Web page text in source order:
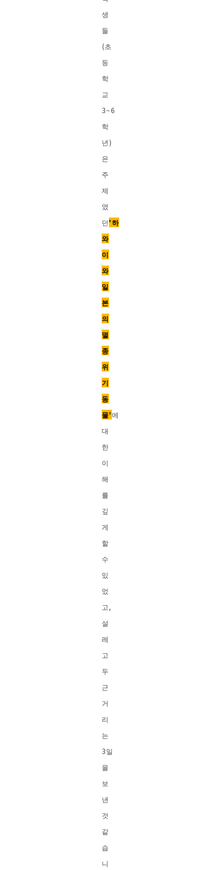
생
들
(초
등
학
교
3~6
학
년)
은
주
제
였
던 '하
와
이
와
일
본
의
멸
종
위
기
동
물'에
대
한
이
해
를
깊
게
할
수
있
었
고,
설
레
고
두
근
거
리
는
3일
을
보
낸
것
같
습
니